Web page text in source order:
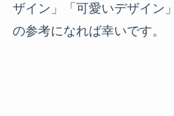
ザイン」「可愛いデザイン
の参考になれば幸いです。